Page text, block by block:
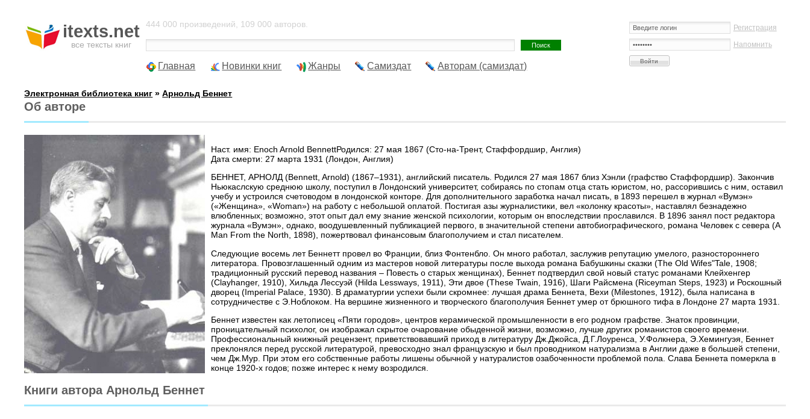
itexts.net
все тексты книг
Регистрация
Напомнить
444 000 произведений, 109 000 авторов.
Главная Новинки книг Жанры Самиздат Авторам (самиздат)
Электронная библиотека книг »Арнольд Беннет
Об авторе
Наст. имя: Enoch Arnold BennettРодился: 27 мая 1867 (Сто-на-Трент, Стаффордшир, Англия)
Дата смерти: 27 марта 1931 (Лондон, Англия)
БЕННЕТ, АРНОЛД (Bennett, Arnold) (1867–1931), английский писатель. Родился 27 мая 1867 близ Хэнли (графство Стаффордшир). Закончив
Ньюкаслскую среднюю школу, поступил в Лондонский университет, собираясь по стопам отца стать юристом, но, рассорившись с ним, оставил
учебу и устроился счетоводом в лондонской конторе. Для дополнительного заработка начал писать, в 1893 перешел в журнал «Вумэн»
(«Женщина», «Woman») на работу с небольшой оплатой. Постигая азы журналистики, вел «колонку красоты», наставлял безнадежно
влюбленных; возможно, этот опыт дал ему знание женской психологии, которым он впоследствии прославился. В 1896 занял пост редактора
журнала «Вумэн», однако, воодушевленный публикацией первого, в значительной степени автобиографического, романа Человек с севера (A
Man From the North, 1898), пожертвовал финансовым благополучием и стал писателем.
Следующие восемь лет Беннетт провел во Франции, близ Фонтенбло. Он много работал, заслужив репутацию умелого, разностороннего
литератора. Провозглашенный одним из мастеров новой литературы после выхода романа Бабушкины сказки (The Old Wifes"Tale, 1908;
традиционный русский перевод названия – Повесть о старых женщинах), Беннет подтвердил свой новый статус романами Клейхенгер
(Clayhanger, 1910), Хильда Лессуэй (Hilda Lessways, 1911), Эти двое (These Twain, 1916), Шаги Райсмена (Riceyman Steps, 1923) и Роскошный
дворец (Imperial Palace, 1930). В драматургии успехи были скромнее: лучшая драма Беннета, Вехи (Milestones, 1912), была написана в
сотрудничестве с Э.Ноблоком. На вершине жизненного и творческого благополучия Беннет умер от брюшного тифа в Лондоне 27 марта 1931.
Беннет известен как летописец «Пяти городов», центров керамической промышленности в его родном графстве. Знаток провинции,
проницательный психолог, он изображал скрытое очарование обыденной жизни, возможно, лучше других романистов своего времени.
Профессиональный книжный рецензент, приветствовавший приход в литературу Дж.Джойса, Д.Г.Лоуренса, У.Фолкнера, Э.Хемингуэя, Беннет
преклонялся перед русской литературой, превосходно знал французскую и был проводником натурализма в Англии даже в большей степени,
чем Дж.Мур. При этом его собственные работы лишены обычной у натуралистов озабоченности проблемой пола. Слава Беннета померкла в
конце 1920-х годов; позже интерес к нему возродился.
Книги автора Арнольд Беннет